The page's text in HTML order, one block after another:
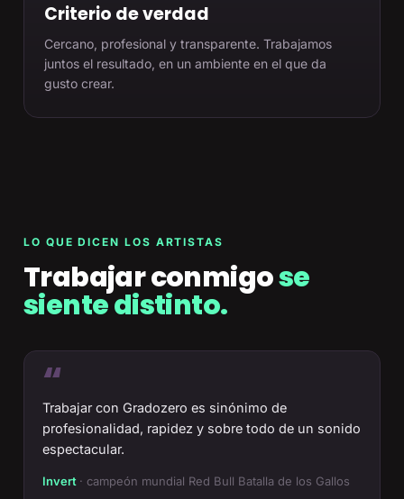
Criterio de verdad
Cercano, profesional y transparente. Trabajamos
juntos el resultado, en un ambiente en el que da
gusto crear.
LO QUE DICEN LOS ARTISTAS
Trabajar conmigose
siente distinto.
“
Trabajar con Gradozero es sinónimo de
profesionalidad, rapidez y sobre todo de un sonido
espectacular.
Invert · campeón mundial Red Bull Batalla de los Gallos